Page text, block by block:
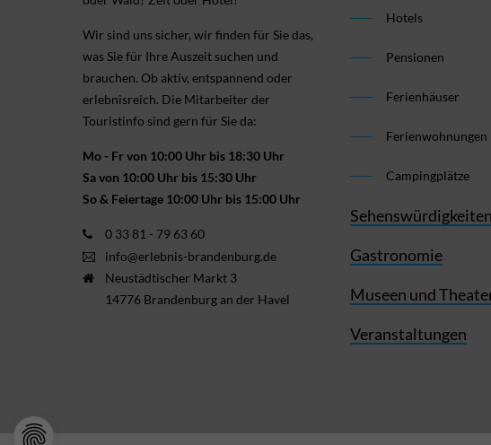
Wir sind uns sicher, wir finden für Sie das,
was Sie für Ihre Aus­zeit suchen und
brauchen. Ob aktiv, ent­spannend oder
erlebnis­reich. Die Mitarbeiter der
Touristinfo sind gern für Sie da:
Mo - Fr von 10:00 Uhr bis 18:30 Uhr
Sa von 10:00 Uhr bis 15:30 Uhr
So & Feiertage 10:00 Uhr bis 15:00 Uhr
0 33 81 - 79 63 60
info@erlebnis-brandenburg.de
Neustädtischer Markt 3
14776 Brandenburg an der Havel
Hotels
Pensionen
Ferienhäuser
Ferienwohnungen
Campingplätze
Sehenswürdigkeiten
Gastronomie
Museen und
Veranstaltungen